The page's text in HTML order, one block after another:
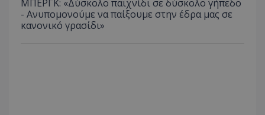
ΜΠΕΡΓΚ: «Δύσκολο παιχνίδι σε δύσκολο γήπεδο
- Ανυπομονούμε να παίξουμε στην έδρα μας σε
κανονικό γρασίδι»